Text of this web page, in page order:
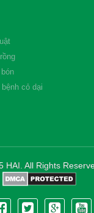
cỏ dại
HAI. All Rights